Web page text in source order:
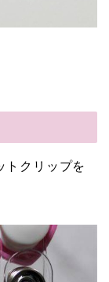
トクリップを